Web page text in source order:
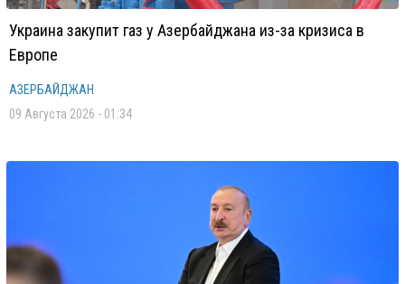
Украина закупит газ у Азербайджана из-за кризиса в
Европе
АЗЕРБАЙДЖАН
09 Августа 2026 - 01:34